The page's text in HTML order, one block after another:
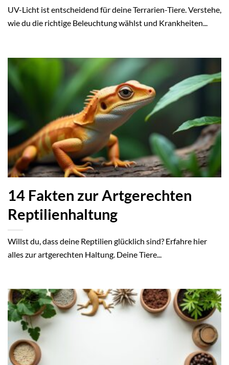
UV-Licht ist entscheidend für deine Terrarien-Tiere. Verstehe,
wie du die richtige Beleuchtung wählst und Krankheiten...
14 Fakten zur Artgerechten
Reptilienhaltung
Willst du, dass deine Reptilien glücklich sind? Erfahre hier
alles zur artgerechten Haltung. Deine Tiere...